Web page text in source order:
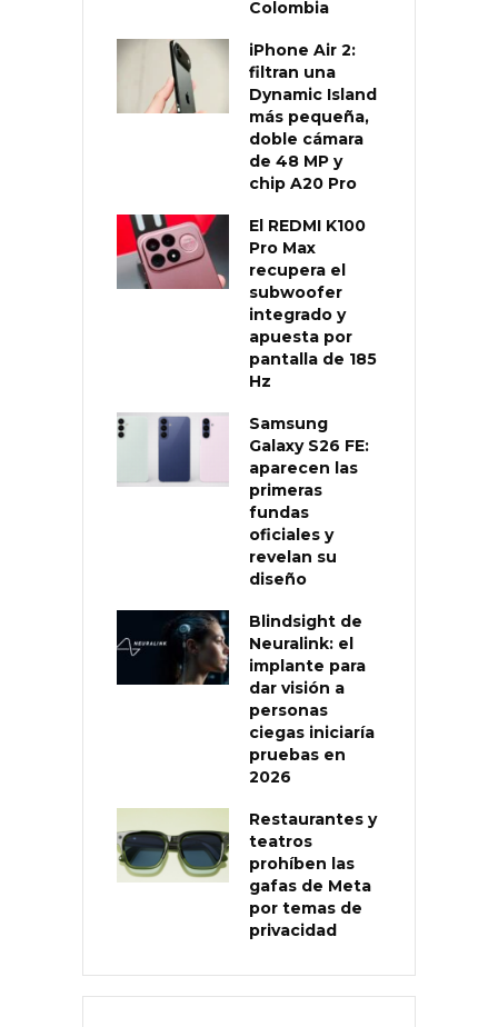
Colombia
iPhone Air 2:
filtran una
Dynamic Island
más pequeña,
doble cámara
de 48 MP y
chip A20 Pro
El REDMI K100
Pro Max
recupera el
subwoofer
integrado y
apuesta por
pantalla de 185
Hz
Samsung
Galaxy S26 FE:
aparecen las
primeras
fundas
oficiales y
revelan su
diseño
Blindsight de
Neuralink: el
implante para
dar visión a
personas
ciegas iniciaría
pruebas en
2026
Restaurantes y
teatros
prohíben las
gafas de Meta
por temas de
privacidad